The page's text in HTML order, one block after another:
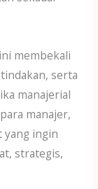
membekali
serta
manajerial
manajer,
yang ingin
strategis,